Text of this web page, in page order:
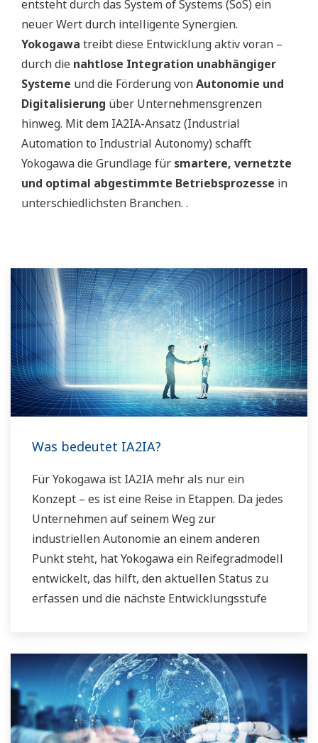
entsteht durch das System of Systems (SoS) ein
neuer Wert durch intelligente Synergien.
Yokogawa treibt diese Entwicklung aktiv voran –
durch die nahtlose Integration unabhängiger
Systeme und die Förderung vonAutonomie und
Digitalisierung über Unternehmensgrenzen
hinweg. Mit dem IA2IA-Ansatz (Industrial
Automation to Industrial Autonomy) schafft
Yokogawa die Grundlage für smartere, vernetzte
und optimal abgestimmte Betriebsprozesse in
unterschiedlichsten Branchen. .
Was bedeutet IA2IA?
Für Yokogawa ist IA2IA mehr als nur ein
Konzept – es ist eine Reise in Etappen. Da jedes
Unternehmen auf seinem Weg zur
industriellen Autonomie an einem anderen
Punkt steht, hat Yokogawa ein Reifegradmodell
entwickelt, das hilft, den aktuellen Status zu
erfassen und die nächste Entwicklungsstufe